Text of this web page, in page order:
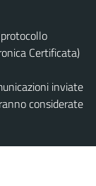
Certificata)
inviate
considerate